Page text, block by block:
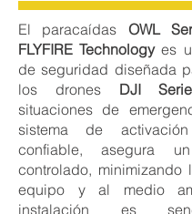
El paracaídas OWL
FLYFIRE Technologyes
de seguridad diseñada
los drones DJI
situaciones de
sistema de
confiable, asegura
controlado, minimizando
equipo y al medio
instalación es